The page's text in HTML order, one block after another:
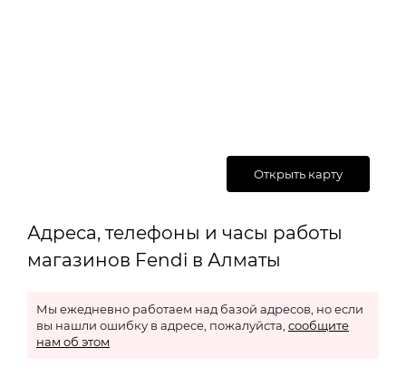
Открыть карту
Адреса, телефоны и часы работы
магазинов Fendi в Алматы
Мы ежедневно работаем над базой адресов, но если
вы нашли ошибку в адресе, пожалуйста, сообщите
нам об этом